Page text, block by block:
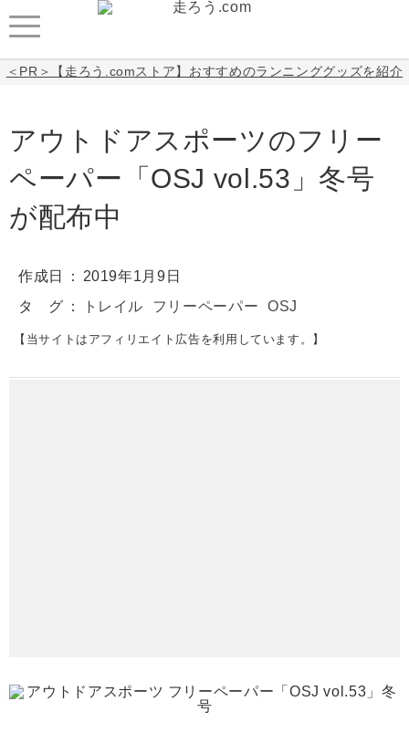
＜PR＞【走ろう.comストア】おすすめのランニンググッズを紹介
アウトドアスポーツのフリー
ペーパー「OSJ vol.53」冬号
が配布中
作成日
2019年1月9日
タ グ
トレイル フリーペーパー OSJ
【当サイトはアフィリエイト広告を利用しています。】